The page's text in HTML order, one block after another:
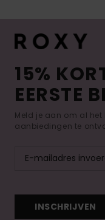
15%
EERSTE
Meld je aan om al
aanbiedingen te
INSCHRIJVEN